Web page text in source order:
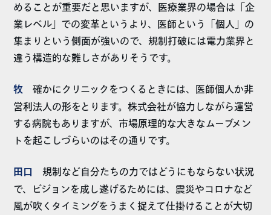
めることが重要だと思いますが、医療業界の場合は「企
業レベル」での変革というより、医師という「個人」の
集まりという側面が強いので、規制打破には電力業界と
違う構造的な難しさがありそうです。
牧 確かにクリニックをつくるときには、医師個人か非
営利法人の形をとります。株式会社が協力しながら運営
する病院もありますが、市場原理的な大きなムーブメン
トを起こしづらいのはその通りです。
田口 規制など自分たちの力ではどうにもならない状況
で、ビジョンを成し遂げるためには、震災やコロナなど
風が吹くタイミングをうまく捉えて仕掛けることが大切